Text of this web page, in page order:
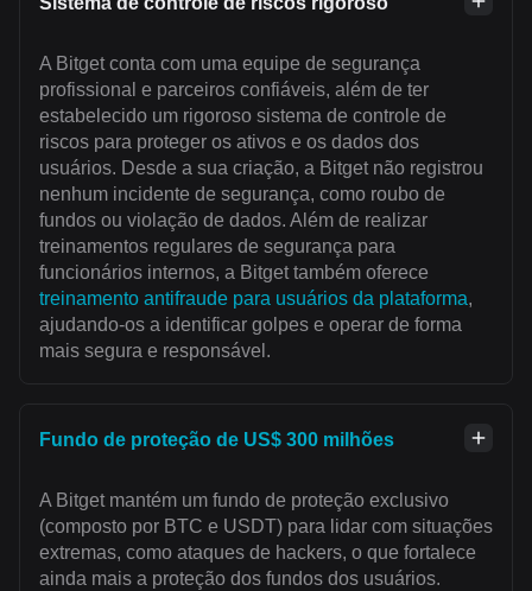
A Bitget conta com uma equipe de segurança
profissional e parceiros confiáveis, além de ter
estabelecido um rigoroso sistema de controle de
riscos para proteger os ativos e os dados dos
usuários. Desde a sua criação, a Bitget não registrou
nenhum incidente de segurança, como roubo de
fundos ou violação de dados. Além de realizar
treinamentos regulares de segurança para
funcionários internos, a Bitget também oferece
treinamento antifraude para usuários da plataforma,
ajudando-os a identificar golpes e operar de forma
mais segura e responsável.
Fundo de proteção de US$ 300 milhões
A Bitget mantém um fundo de proteção exclusivo
(composto por BTC e USDT) para lidar com situações
extremas, como ataques de hackers, o que fortalece
ainda mais a proteção dos fundos dos usuários.